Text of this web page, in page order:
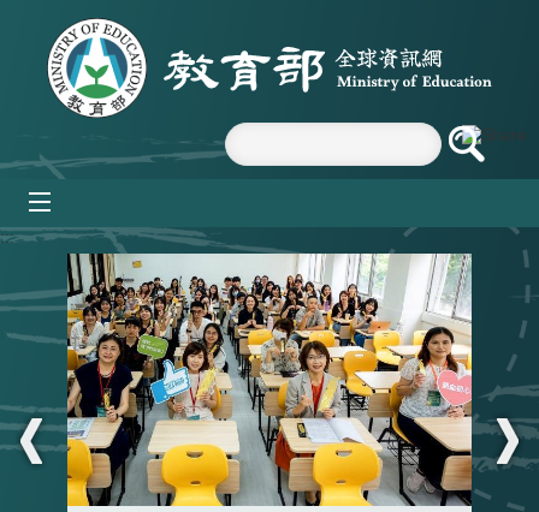
跳到主要內容區塊
:::